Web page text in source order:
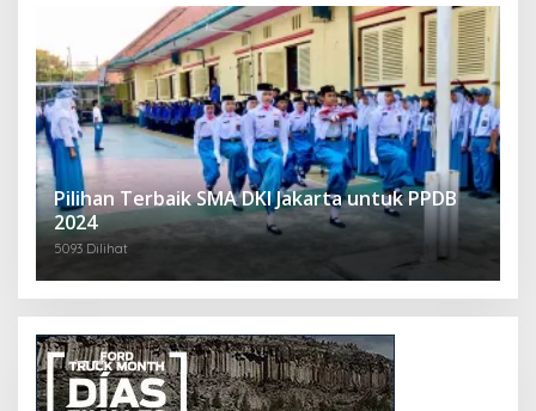
Pilihan Terbaik SMA DKI Jakarta untuk PPDB
2024
5093 Dilihat